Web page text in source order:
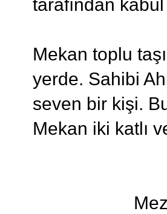
tarafından
Mekan toplu
yerde. Sahibi
seven bir kişi.
Mekan iki katlı